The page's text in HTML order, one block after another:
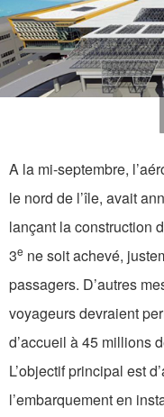
A la mi-septembre,
le nord de l’île, avait
lançant la construction
3e ne soit achevé,
passagers. D’autres
voyageurs devraient
d’accueil à 45 millions
L’objectif principal est
l’embarquement en